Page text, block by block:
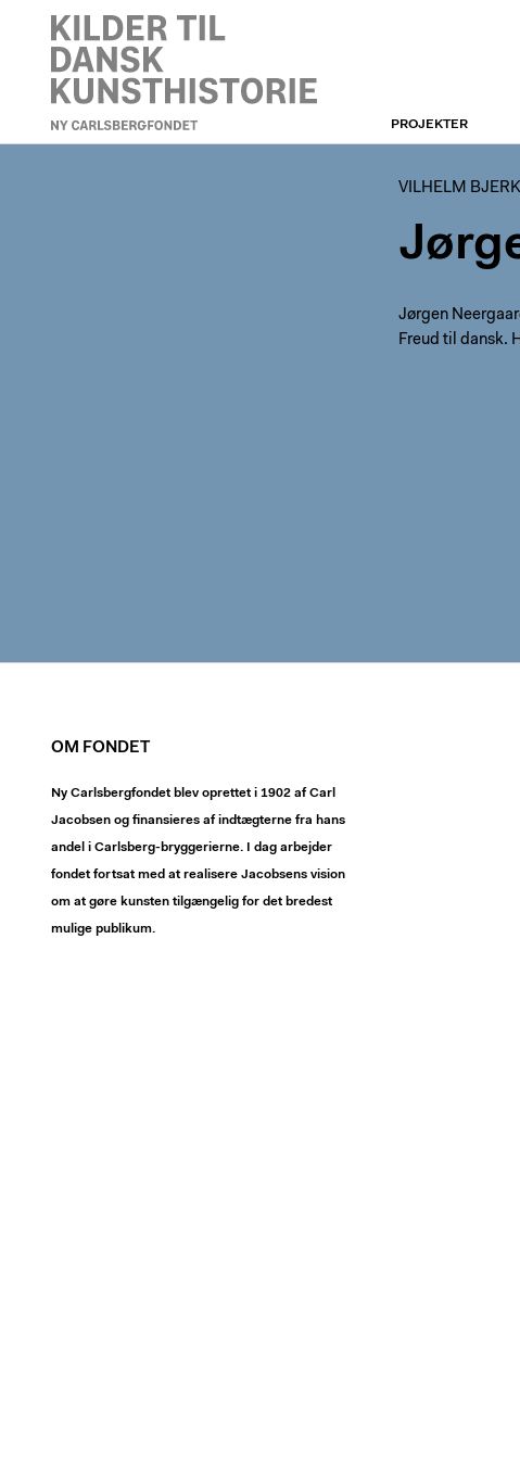
VILHELM BJERKE-
PROJEKTER
VILHELM
Jørgen
Freud til dansk.
OM FONDET
Ny Carlsbergfondet blev oprettet i 1902 af Carl
Jacobsen og finansieres af indtægterne fra hans
andel i Carlsberg-bryggerierne. I dag arbejder
fondet fortsat med at realisere Jacobsens vision
om at gøre kunsten tilgængelig for det bredest
mulige publikum.